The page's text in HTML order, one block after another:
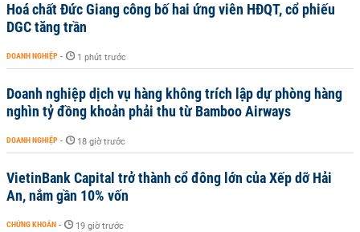
Hoá chất Đức Giang công bố hai ứng viên HĐQT, cổ phiếu
DGC tăng trần
DOANH NGHIỆP - 1 phút trước
Doanh nghiệp dịch vụ hàng không trích lập dự phòng hàng
nghìn tỷ đồng khoản phải thu từ Bamboo Airways
DOANH NGHIỆP - 18 giờ trước
VietinBank Capital trở thành cổ đông lớn của Xếp dỡ Hải
An, nắm gần 10% vốn
CHỨNG KHOÁN - 19 giờ trước